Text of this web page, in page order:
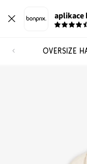
aplikace
OVERSIZE